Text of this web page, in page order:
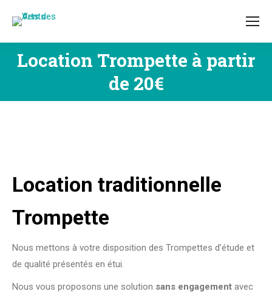
Location Trompette à partir
de 20€
Vous êtes ici :
Location traditionnelle
Trompette
Nous mettons à votre disposition des Trompettes d’étude et
de qualité présentés en étui.
Nous vous proposons une solution sans engagement avec